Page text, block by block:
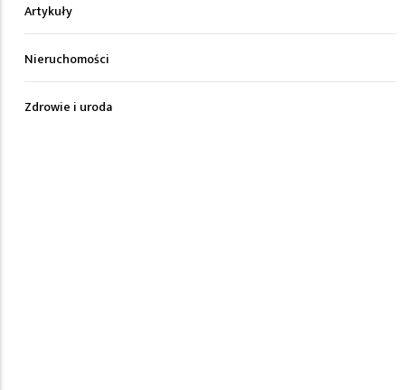
Artykuły
Nieruchomości
Zdrowie i uroda